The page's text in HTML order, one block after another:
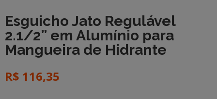
Esguicho Jato Regulável
2.1/2” em Alumínio para
Mangueira de Hidrante
R$ 116,35